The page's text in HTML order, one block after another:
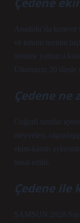
Anadolu’da
ve tohum üretimi
üretime yalnızca
Ülkemizin 20 ilinde
Çedene ne
Coğrafi sınırlar
meyveleri,
ekim-kasım
hasat edilir.
Çedene ile
SAMSUN 2020